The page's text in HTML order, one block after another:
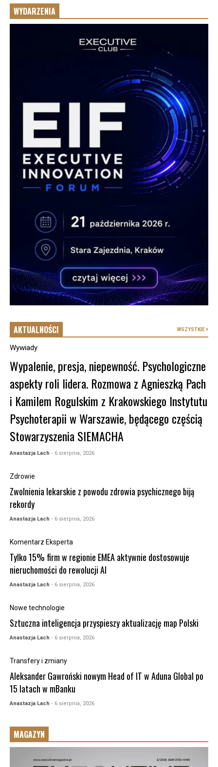
WYDARZENIA
AKTUALNOŚCI WSZYSTKIE
Wywiady
Wypalenie, presja, niepewność. Psychologiczne
aspekty roli lidera. Rozmowa z Agnieszką Pach
i Kamilem Rogulskim z Krakowskiego Instytutu
Psychoterapii w Warszawie, będącego częścią
Stowarzyszenia SIEMACHA
Anastazja Lach - 6 sierpnia, 2026
Zdrowie
Zwolnienia lekarskie z powodu zdrowia psychicznego biją
rekordy
Anastazja Lach - 6 sierpnia, 2026
Komentarz Eksperta
Tylko 15% firm w regionie EMEA aktywnie dostosowuje
nieruchomości do rewolucji AI
Anastazja Lach - 6 sierpnia, 2026
Nowe technologie
Sztuczna inteligencja przyspieszy aktualizację map Polski
Anastazja Lach - 6 sierpnia, 2026
Transfery i zmiany
Aleksander Gawroński nowym Head of IT w Aduna Global po
15 latach w mBanku
Anastazja Lach - 6 sierpnia, 2026
MAGAZYN